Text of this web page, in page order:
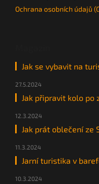
Ochrana osobních údajů
Jak se vybavit na
27.5.2024
Jak připravit kolo po
12.3.2024
Jak prát oblečení
11.3.2024
Jarní turistika v
10.3.2024